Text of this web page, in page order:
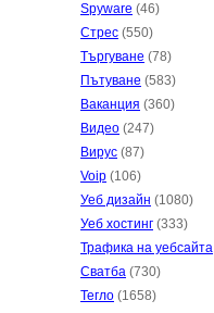
Spyware (46)
Стрес (550)
Търгуване (78)
Пътуване (583)
Ваканция (360)
Видео (247)
Вирус (87)
Voip (106)
Уеб дизайн (1080)
Уеб хостинг (333)
Трафика на уебсайта
Сватба (730)
Тегло (1658)